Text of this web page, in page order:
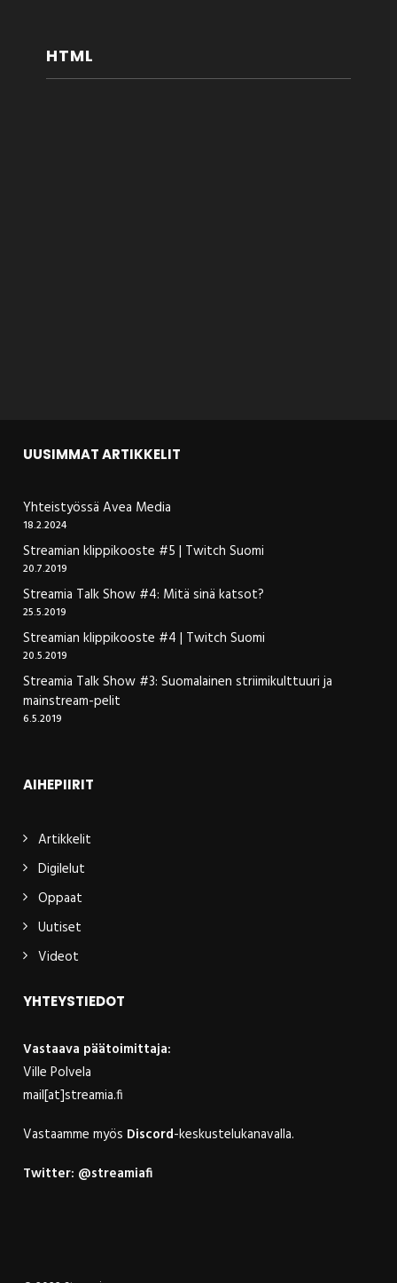
HTML
UUSIMMAT ARTIKKELIT
Yhteistyössä Avea Media
18.2.2024
Streamian klippikooste #5 | Twitch Suomi
20.7.2019
Streamia Talk Show #4: Mitä sinä katsot?
25.5.2019
Streamian klippikooste #4 | Twitch Suomi
20.5.2019
Streamia Talk Show #3: Suomalainen striimikulttuuri ja
mainstream-pelit
6.5.2019
AIHEPIIRIT
Artikkelit
Digilelut
Oppaat
Uutiset
Videot
YHTEYSTIEDOT
Vastaava päätoimittaja:
Ville Polvela
mail[at]streamia.fi
Vastaamme myös Discord-keskustelukanavalla.
Twitter: @streamiafi